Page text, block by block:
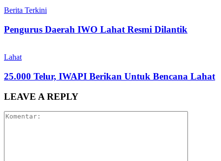
Berita Terkini
Pengurus Daerah IWO Lahat Resmi Dilantik
Lahat
25.000 Telur, IWAPI Berikan Untuk Bencana Lahat
LEAVE A REPLY